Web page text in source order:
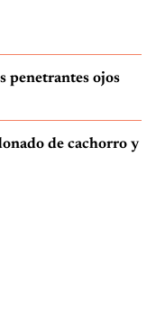
penetrantes ojos
de cachorro y